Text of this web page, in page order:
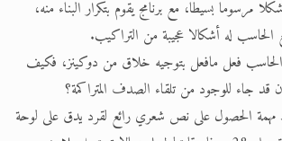
مرسوما بسيطا، مع برنامج يقوم بتكرار البناء منه،
له أشكالا عجيبة من التراكيب.
فعل مافعل بتوجيه خلاق من دوكينز، فكيف
قد جاء للوجود من تلقاء الصدف المتراكمة؟
مهمة الحصول على نص شعري رائع لقرد يدق على لوحة